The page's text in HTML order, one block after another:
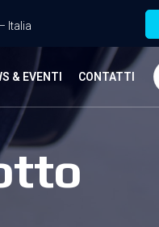
Italia
& EVENTI CONTATTI